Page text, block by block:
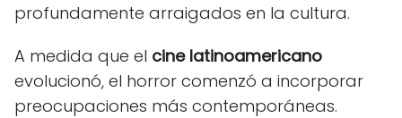
profundamente arraigados en la cultura.
A medida que el cine latinoamericano
evolucionó, el horror comenzó a incorporar
preocupaciones más contemporáneas.